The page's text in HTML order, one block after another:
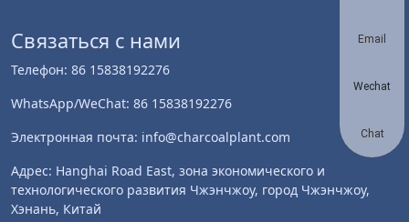
Связаться с нами
Телефон: 86 15838192276
WhatsApp/WeChat: 86 15838192276
Электронная почта: info@charcoalplant.com
Адрес: Hanghai Road East, зона экономического и
технологического развития Чжэнчжоу, город Чжэнчжоу,
Хэнань, Китай
Email
Wechat
Chat